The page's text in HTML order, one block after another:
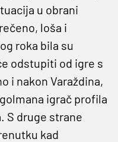
u obrani
loša i
roka bila su
odstupiti od igre s
i nakon Varaždina,
igrač profila
S druge strane
kad